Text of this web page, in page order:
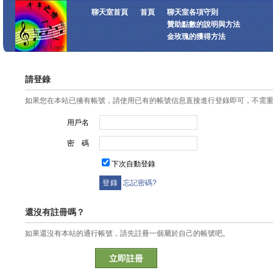
聊天室首頁 首頁
聊天室各項守則
贊助點數的說明與方法
金玫瑰的獲得方法
請登錄
如果您在本站已擁有帳號，請使用已有的帳號信息直接進行登錄即可，不需
用戶名
密 碼
下次自動登錄
忘記密碼?
還沒有註冊嗎？
如果還沒有本站的通行帳號，請先註冊一個屬於自己的帳號吧。
立即註冊